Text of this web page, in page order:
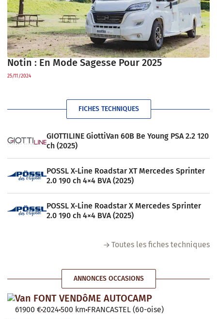
Notin : En Mode Sagesse Pour 2025
25/11/2024
FICHES TECHNIQUES
GIOTTILINE GiottiVan 60B Be Young PSA 2.2 120
ch (2025)
POSSL X-Line Roadstar XT Mercedes Sprinter
2.0 190 ch 4×4 BVA (2025)
POSSL X-Line Roadstar X Mercedes Sprinter
2.0 190 ch 4×4 BVA (2025)
Toutes les fiches techniques
ANNONCES OCCASIONS
Van FONT VENDôME AUTOCAMP
61900 €2024 500 km FRANCASTEL (60-oise)